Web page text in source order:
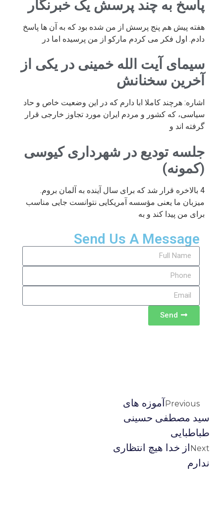
پاسخ به چند پرسش یک خبرنگار
هفته پیش هم پنج پرسش از من شده بود که به آن ها پاسخ
دادم. اول فکر می کردم مارکو از من پرسیده اما در
سیمای آیت الله خمینی در یکی از
آخرین سخنانش
اشاره: هرچند کاملا ابا دارم که در این وضعیت خاص و حاد
سیاسی، که کشور و مردم ایران مورد تجاوز خارجی قرار
گرفته اند و
جلسه تودیع در شهرداری کیوسی
(کمونه)
4 بالاخره قرار شد که برای سال آینده به آلمان بروم.
میزبان ما یعنی مؤسسه آمریکایی نتوانست جایی مناسب
برای من پیدا کند و به
Send Us A Message
Send
Previousآموزه های
سید مصطفی حسینی
طباطبایی
Nextاز خدا هیچ انتظاری
ندارم